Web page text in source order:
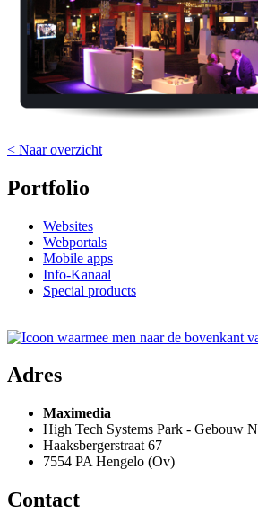
< Naar overzicht
Portfolio
Websites
Webportals
Mobile apps
Info-Kanaal
Special products
Adres
Maximedia
High Tech Systems Park - Gebouw N
Haaksbergerstraat 67
7554 PA Hengelo (Ov)
Contact